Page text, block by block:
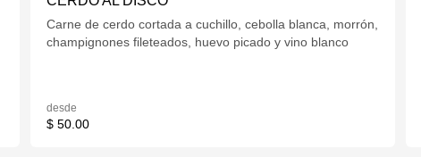
Carne de cerdo cortada a cuchillo, cebolla blanca, morrón,
champignones fileteados, huevo picado y vino blanco
desde
$ 50.00